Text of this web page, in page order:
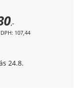
,-
107,44
24.8.